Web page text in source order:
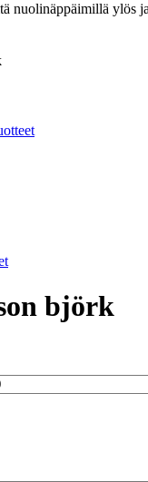
nuolinäppäimillä ylös
björk